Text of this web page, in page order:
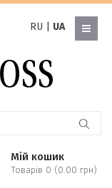
RU UA
Мій кошик
Товарів 0 (0.00 грн)